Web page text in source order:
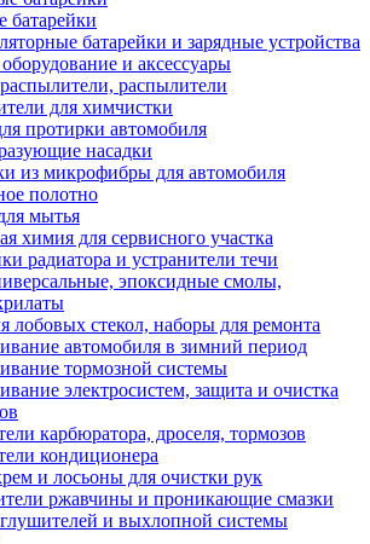
батарейки
батарейки и зарядные устройства
и аксессуары
распылители
для химчистки
протирки автомобиля
насадки
из микрофибры для автомобиля
полотно
мытья
химия для сервисного участка
радиатора и устранители течи
эпоксидные смолы,
лобовых стекол, наборы для ремонта
автомобиля в зимний период
тормозной системы
электросистем, защита и очистка
карбюратора, дроселя, тормозов
кондиционера
и лосьоны для очистки рук
ржавчины и проникающие смазки
и выхлопной системы